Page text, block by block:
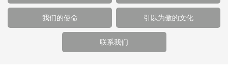
我们的使命 引以为傲的文化
联系我们